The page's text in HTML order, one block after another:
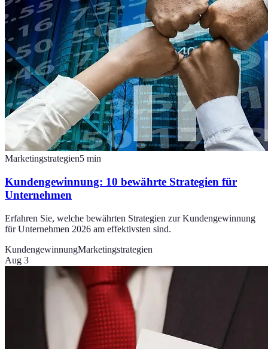
Marketingstrategien5 min
Kundengewinnung: 10 bewährte Strategien für
Unternehmen
Erfahren Sie, welche bewährten Strategien zur Kundengewinnung
für Unternehmen 2026 am effektivsten sind.
KundengewinnungMarketingstrategien
Aug 3